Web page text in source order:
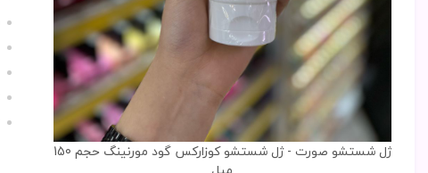
ژل شستشو صورت - ژل شستشو کوزارکس گود مورنینگ حجم 150